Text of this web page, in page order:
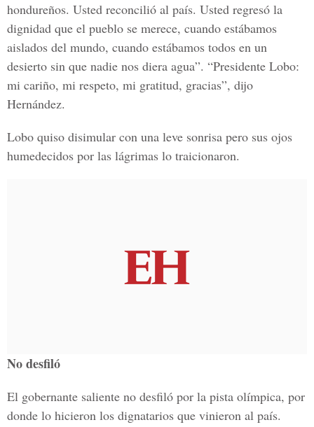
hondureños. Usted reconcilió al país. Usted regresó la
dignidad que el pueblo se merece, cuando estábamos
aislados del mundo, cuando estábamos todos en un
desierto sin que nadie nos diera agua”. “Presidente Lobo:
mi cariño, mi respeto, mi gratitud, gracias”, dijo
Hernández.
Lobo quiso disimular con una leve sonrisa pero sus ojos
humedecidos por las lágrimas lo traicionaron.
No desfiló
El gobernante saliente no desfiló por la pista olímpica, por
donde lo hicieron los dignatarios que vinieron al país.